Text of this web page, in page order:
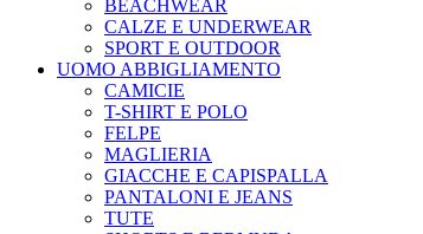
BEACHWEAR
CALZE E UNDERWEAR
SPORT E OUTDOOR
UOMO ABBIGLIAMENTO
CAMICIE
T-SHIRT E POLO
FELPE
MAGLIERIA
GIACCHE E CAPISPALLA
PANTALONI E JEANS
TUTE